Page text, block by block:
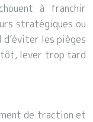
à franchir
stratégiques ou
les pièges
tôt, lever trop tard
de traction et